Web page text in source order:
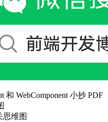
和 WebComponent 小抄 PDF
思维图